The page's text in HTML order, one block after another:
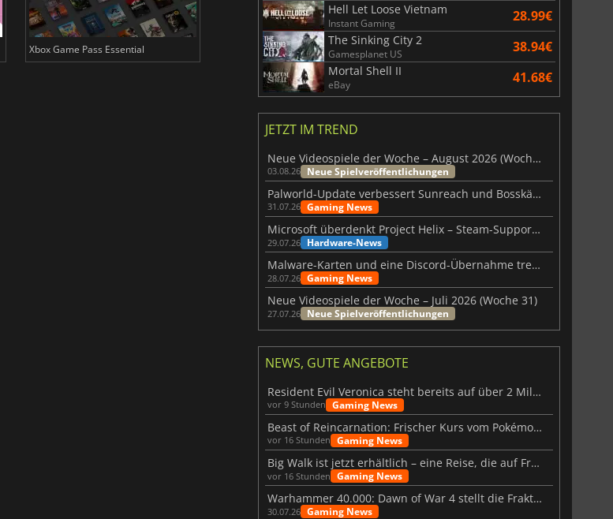
Xbox Game Pass Essential Crunchyroll Premium
Hell Let Loose Vietnam
Instant Gaming 28.99€
The Sinking City 2
Gamesplanet US 38.94€
Mortal Shell II
eBay 41.68€
JETZT IM TREND
Neue Videospiele der Woche – August 2026 (Woche 32)
03.08.26 Neue Spielveröffentlichungen
Palworld-Update verbessert Sunreach und Bosskämpfe deutlich
31.07.26 Gaming News
Microsoft überdenkt Project Helix – Steam-Support gefährdet
29.07.26 Hardware-News
Malware-Karten und eine Discord-Übernahme treffen Meccha Chameleon
28.07.26 Gaming News
Neue Videospiele der Woche – Juli 2026 (Woche 31)
27.07.26 Neue Spielveröffentlichungen
NEWS, GUTE ANGEBOTE
Resident Evil Veronica steht bereits auf über 2 Millionen Wunschlisten
vor 9 Stunden Gaming News
Beast of Reincarnation: Frischer Kurs vom Pokémon-Studio
vor 16 Stunden Gaming News
Big Walk ist jetzt erhältlich – eine Reise, die auf Freundschaft basiert
vor 16 Stunden Gaming News
Warhammer 40.000: Dawn of War 4 stellt die Fraktion der Necrons vor
30.07.26 Gaming News